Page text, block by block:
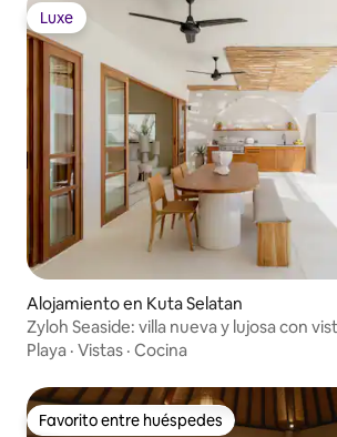
Luxe
Luxe
Alojamiento en Kuta Selatan
Zyloh Seaside: villa nueva y lujosa con
Playa · Vistas · Cocina
Favorito entre huéspedes
Favorito entre huéspedes